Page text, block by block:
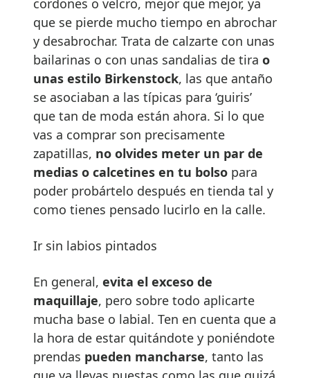
cordones o velcro, mejor que mejor, ya
que se pierde mucho tiempo en abrochar
y desabrochar. Trata de calzarte con unas
bailarinas o con unas sandalias de tira o
unas estilo Birkenstock, las que antaño
se asociaban a las típicas para ‘guiris’
que tan de moda están ahora. Si lo que
vas a comprar son precisamente
zapatillas, no olvides meter un par de
medias o calcetines en tu bolso para
poder probártelo después en tienda tal y
como tienes pensado lucirlo en la calle.
Ir sin labios pintados
En general, evita el exceso de
maquillaje, pero sobre todo aplicarte
mucha base o labial. Ten en cuenta que a
la hora de estar quitándote y poniéndote
prendas pueden mancharse, tanto las